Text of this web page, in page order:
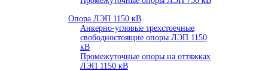
Опора ЛЭП 1150 кВ
Анкерно-угловые трехстоечные
свободностоящие опоры ЛЭП 1150
кВ
Промежуточные опоры на оттяжках
ЛЭП 1150 кВ